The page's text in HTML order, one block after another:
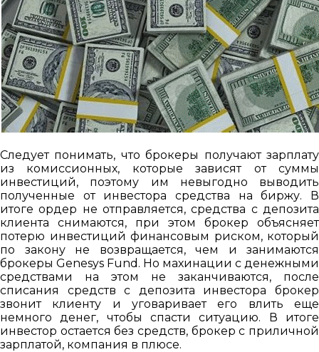
Следует понимать, что брокеры получают зарплату
из комиссионных, которые зависят от суммы
инвестиций, поэтому им невыгодно выводить
полученные от инвестора средства на биржу. В
итоге ордер не отправляется, средства с депозита
клиента снимаются, при этом брокер объясняет
потерю инвестиций финансовым риском, который
по закону не возвращается, чем и занимаются
брокеры Genesys Fund. Но махинации с денежными
средствами на этом не заканчиваются, после
списания средств с депозита инвестора брокер
звонит клиенту и уговаривает его влить еще
немного денег, чтобы спасти ситуацию. В итоге
инвестор остается без средств, брокер с приличной
зарплатой, компания в плюсе.